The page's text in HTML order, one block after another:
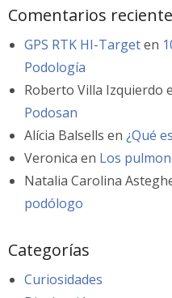
Comentarios
GPS RTK HI-Targeten
Podología
Roberto Villa Izquierdo
Podosan
Alícia Balsells en ¿Qué
Veronica en Los
Natalia Carolina
podólogo
Categorías
Curiosidades